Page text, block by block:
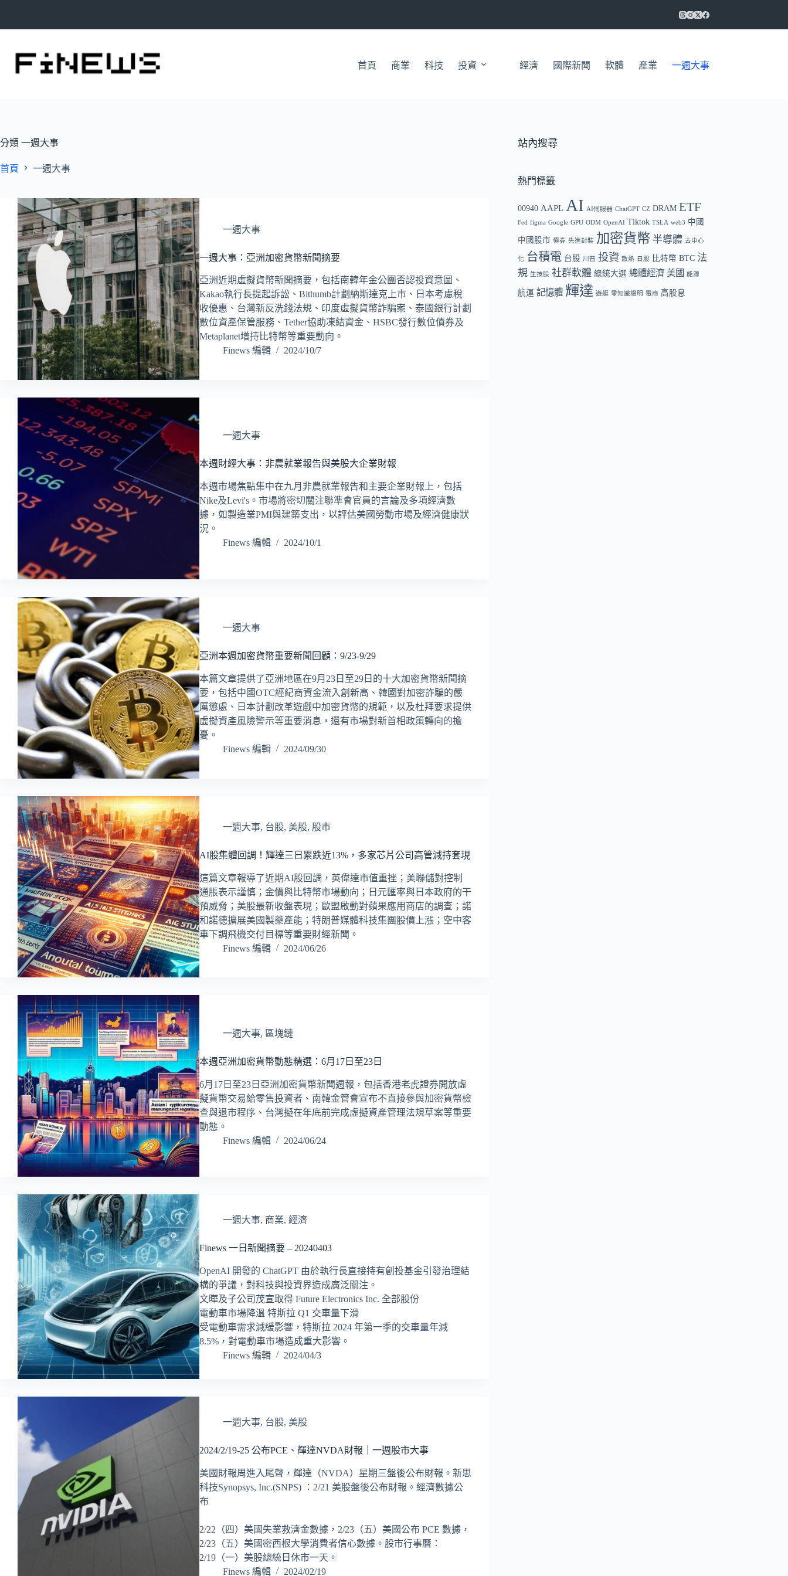
首頁 商業 科技 投資 經濟 國際新聞 軟體 產業 一週大事
分類 一週大事
首頁 一週大事
一週大事
一週大事：亞洲加密貨幣新聞摘要
亞洲近期虛擬貨幣新聞摘要，包括南韓年金公團否認投資意圖、
Kakao執行長提起訴訟、Bithumb計劃納斯達克上市、日本考慮稅
收優惠、台灣新反洗錢法規、印度虛擬貨幣詐騙案、泰國銀行計劃
數位資產保管服務、Tether協助凍結資金、HSBC發行數位債券及
Metaplanet增持比特幣等重要動向。
Finews 編輯
2024/10/7
一週大事
本週財經大事：非農就業報告與美股大企業財報
本週市場焦點集中在九月非農就業報告和主要企業財報上，包括
Nike及Levi's。市場將密切關注聯準會官員的言論及多項經濟數
據，如製造業PMI與建築支出，以評估美國勞動市場及經濟健康狀
況。
Finews 編輯
2024/10/1
一週大事
亞洲本週加密貨幣重要新聞回顧：9/23-9/29
本篇文章提供了亞洲地區在9月23日至29日的十大加密貨幣新聞摘
要，包括中國OTC經紀商資金流入創新高、韓國對加密詐騙的嚴
厲懲處、日本計劃改革遊戲中加密貨幣的規範，以及杜拜要求提供
虛擬資產風險警示等重要消息，還有市場對新首相政策轉向的擔
憂。
Finews 編輯
2024/09/30
一週大事, 台股, 美股, 股市
AI股集體回調！輝達三日累跌近13%，多家芯片公司高管減持套現
這篇文章報導了近期AI股回調，英偉達市值重挫；美聯儲對控制
通脹表示謹慎；金價與比特幣市場動向；日元匯率與日本政府的干
預威脅；美股最新收盤表現；歐盟啟動對蘋果應用商店的調查；諾
和諾德擴展美國製藥產能；特朗普媒體科技集團股價上漲；空中客
車下調飛機交付目標等重要財經新聞。
Finews 編輯
2024/06/26
一週大事, 區塊鏈
本週亞洲加密貨幣動態精選：6月17日至23日
6月17日至23日亞洲加密貨幣新聞週報，包括香港老虎證券開放虛
擬貨幣交易給零售投資者、南韓金管會宣布不直接參與加密貨幣檢
查與退市程序、台灣擬在年底前完成虛擬資產管理法規草案等重要
動態。
Finews 編輯
2024/06/24
一週大事, 商業, 經濟
Finews 一日新聞摘要 – 20240403
OpenAI 開發的 ChatGPT 由於執行長直接持有創投基金引發治理結
構的爭議，對科技與投資界造成廣泛關注。
文曄及子公司茂宣取得 Future Electronics Inc. 全部股份
電動車市場降溫 特斯拉 Q1 交車量下滑
受電動車需求減緩影響，特斯拉 2024 年第一季的交車量年減
8.5%，對電動車市場造成重大影響。
Finews 編輯
2024/04/3
一週大事, 台股, 美股
2024/2/19-25 公布PCE、輝達NVDA財報｜一週股市大事
美國財報周進入尾聲，輝達（NVDA）星期三盤後公布財報。新思
科技Synopsys, Inc.(SNPS) ：2/21 美股盤後公布財報。經濟數據公
布
2/22（四）美國失業救濟金數據，2/23（五）美國公布 PCE 數據，
2/23（五）美國密西根大學消費者信心數據。股市行事曆：
2/19（一）美股總統日休市一天。
Finews 編輯
2024/02/19
站內搜尋
熱門標籤
00940 AAPL AI AI伺服器 ChatGPT CZ DRAM ETF
Fed figma Google GPU ODM OpenAI Tiktok TSLA web3 中國
中國股市 債券 先進封裝 加密貨幣 半導體 去中心
化 台積電 台股 川普 投資 散熱 日股 比特幣 BTC 法
規 生技股 社群軟體 總統大選 總體經濟 美國 能源
航運 記憶體 輝達 遊艇 零知識證明 電商 高股息